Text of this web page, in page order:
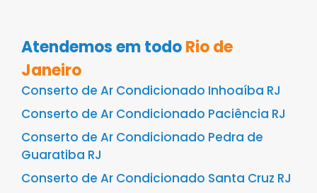
Atendemos em todoRio de
Janeiro
Conserto de Ar Condicionado Inhoaíba RJ
Conserto de Ar Condicionado Paciência RJ
Conserto de Ar Condicionado Pedra de
Guaratiba RJ
Conserto de Ar Condicionado Santa Cruz RJ